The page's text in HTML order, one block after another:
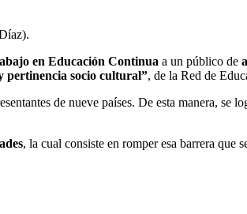
en Educación Continua a un público de
pertinencia socio cultural”, de la Red de
de nueve países. De esta manera, se
, la cual consiste en romper esa barrera que